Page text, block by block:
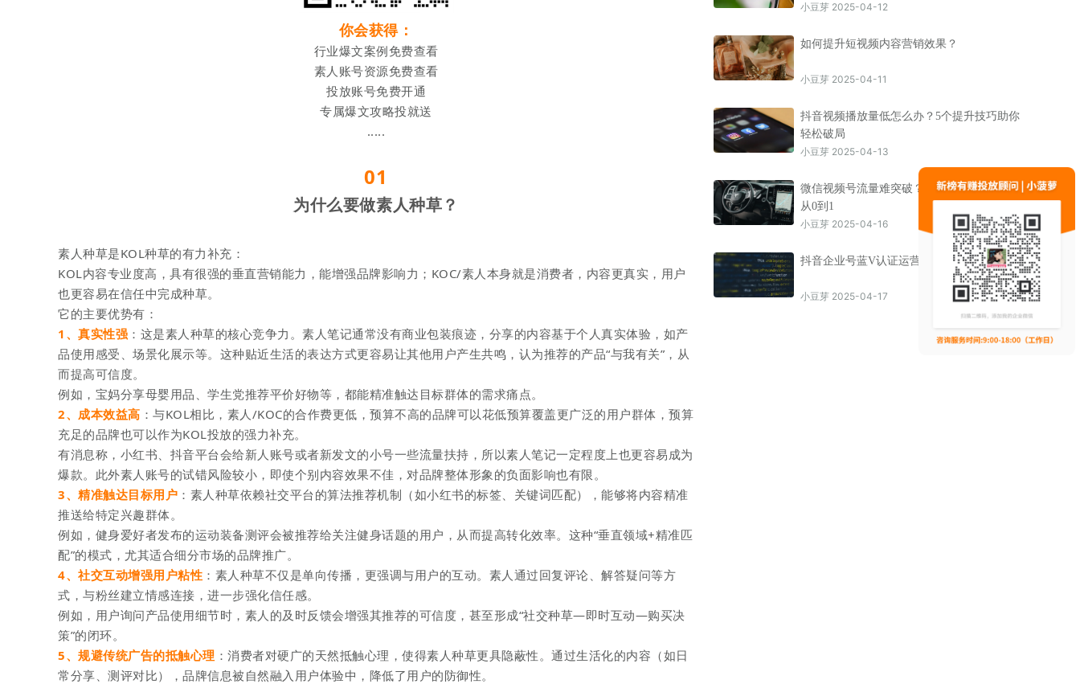
你会获得：
行业爆文案例免费查看
素人账号资源免费查看
投放账号免费开通
专属爆文攻略投就送
.....
01
为什么要做素人种草？
素人种草是KOL种草的有力补充：
KOL内容专业度高，具有很强的垂直营销能力，能增强品牌影响力；KOC/素人本身就是消费者，内容更真实，用户
也更容易在信任中完成种草。
它的主要优势有：
1、真实性强 ：这是素人种草的核心竞争力。素人笔记通常没有商业包装痕迹，分享的内容基于个人真实体验，如产
品使用感受、场景化展示等。这种贴近生活的表达方式更容易让其他用户产生共鸣，认为推荐的产品“与我有关”，从
而提高可信度。
例如，宝妈分享母婴用品、学生党推荐平价好物等，都能精准触达目标群体的需求痛点。
2、成本效益高 ：与KOL相比，素人/KOC的合作费更低，预算不高的品牌可以花低预算覆盖更广泛的用户群体，预算
充足的品牌也可以作为KOL投放的强力补充。
有消息称，小红书、抖音平台会给新人账号或者新发文的小号一些流量扶持，所以素人笔记一定程度上也更容易成为
爆款。此外素人账号的试错风险较小，即使个别内容效果不佳，对品牌整体形象的负面影响也有限。
3、精准触达目标用户 ： 素人种草依赖社交平台的算法推荐机制（如小红书的标签、关键词匹配），能够将内容精准
推送给特定兴趣群体。
例如，健身爱好者发布的运动装备测评会被推荐给关注健身话题的用户，从而提高转化效率。这种“垂直领域+精准匹
配”的模式，尤其适合细分市场的品牌推广。
4、社交互动增强用户粘性 ： 素人种草不仅是单向传播，更强调与用户的互动。素人通过回复评论、解答疑问等方
式，与粉丝建立情感连接，进一步强化信任感。
例如，用户询问产品使用细节时，素人的及时反馈会增强其推荐的可信度，甚至形成“社交种草—即时互动—购买决
策”的闭环。
5、规避传统广告的抵触心理 ：消费者对硬广的天然抵触心理，使得素人种草更具隐蔽性。通过生活化的内容（如日
常分享、测评对比），品牌信息被自然融入用户体验中，降低了用户的防御性。
小豆芽 2025-04-12
如何提升短视频内容营销效果？
小豆芽 2025-04-11
抖音视频播放量低怎么办？5个提升技巧助你
轻松破局
小豆芽 2025-04-13
微信视频号流量难突破？这份运营秘籍助你
从0到1
小豆芽 2025-04-16
抖音企业号蓝V认证运营全攻略与实操建议
小豆芽 2025-04-17